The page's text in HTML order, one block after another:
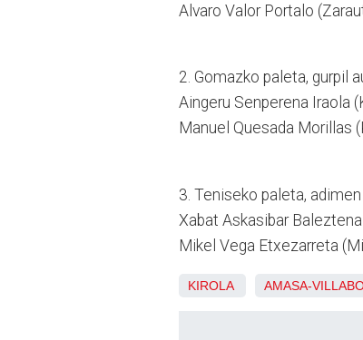
Alvaro Valor Portalo
2. Gomazko paleta, gurpil
Aingeru Senperena Iraola
Manuel Quesada Morillas
3. Teniseko paleta,
Xabat Askasibar
Mikel Vega Etxezarreta
KIROLA AMASA-